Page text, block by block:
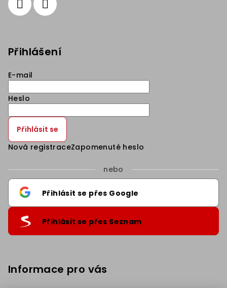
Přihlášení
E-mail
Heslo
Přihlásit se
Nová registraceZapomenuté heslo
nebo
Přihlásit se přes Google
Přihlásit se přes Seznam
Informace pro vás